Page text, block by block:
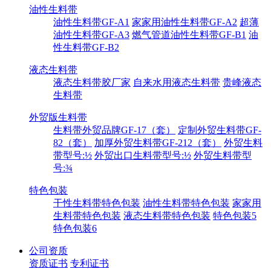
油性生料带
油性生料带GF-A1 家家用油性生料带GF-A2 超薄
油性生料带GF-A3 燃气管道油性生料带GF-B1 油
性生料带GF-B2
液态生料带
液态生料带胶厂家 自来水用液态生料带 贵峰液态
生料带
外贸版生料带
生料带外贸品牌GF-17（套）
定制外贸生料带GF-
82（套）
加厚外贸生料带GF-212（套）
外贸生料
带型号:½ 外贸出口生料带型号:½ 外贸生料带型
号:¾
特色包装
干性生料带特色包装 油性生料带特色包装 家家用
生料带特色包装 液态生料带特色包装 特色包装5
特色包装6
公司资质
资质证书 专利证书